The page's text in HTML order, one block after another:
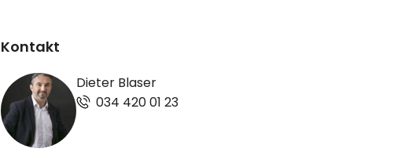
Kontakt
Dieter Blaser
034 420 01 23